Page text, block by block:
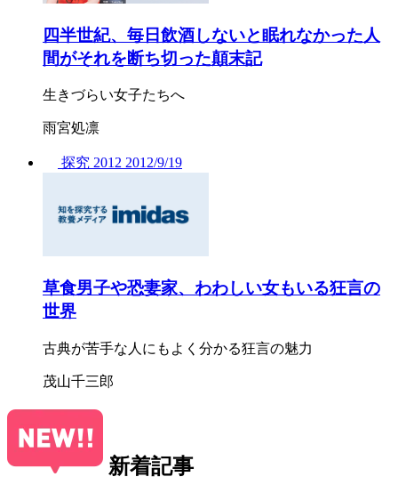
四半世紀、毎日飲酒しないと眠れなかった人
間がそれを断ち切った顛末記
生きづらい女子たちへ
雨宮処凛
探究 2012 2012/9/19
草食男子や恐妻家、わわしい女もいる狂言の
世界
古典が苦手な人にもよく分かる狂言の魅力
茂山千三郎
新着記事